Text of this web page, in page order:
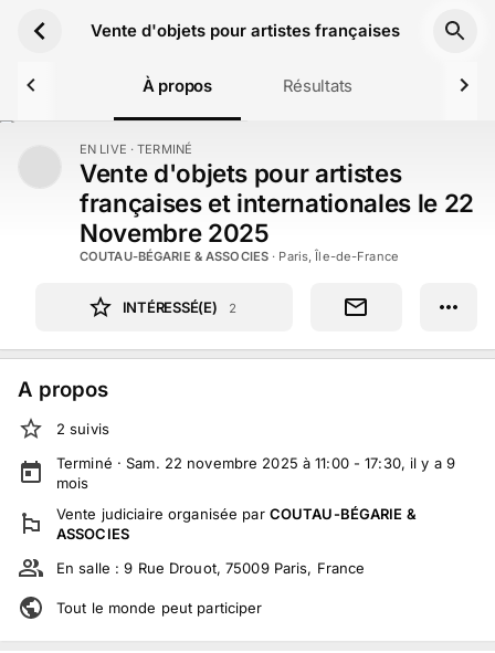
Vente d'objets pour artistes françaises et
À propos Résultats
EN LIVE · TERMINÉ
Vente d'objets pour artistes
françaises et internationales le 22
Novembre 2025
COUTAU-BÉGARIE & ASSOCIES · Paris, Île-de-France
INTÉRESSÉ(E) 2
A propos
2 suivis
Terminé ·Sam. 22 novembre 2025 à 11:00 - 17:30, il y a 9
mois
Vente judiciaire organisée par COUTAU-BÉGARIE &
ASSOCIES
En salle :9 Rue Drouot, 75009 Paris, France
Tout le monde peut participer